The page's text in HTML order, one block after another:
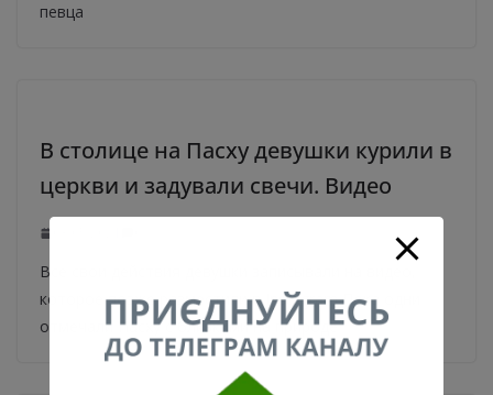
певца
В столице на Пасху девушки курили в
церкви и задували свечи. Видео
Все свои действия девушки записывали на видео,
которое позже разместили в Instagram Пока одни
отмечали Пасху с близкими на природе